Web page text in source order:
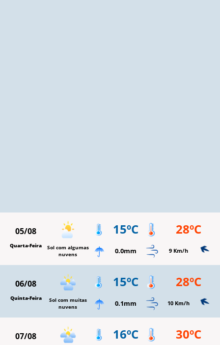
05/08
Quarta-Feira
Sol com algumas
nuvens
15ºC 28ºC
0.0mm 9 Km/h
06/08
Quinta-Feira
Sol com muitas
nuvens
15ºC 28ºC
0.1mm 10 Km/h
07/08 16ºC 30ºC